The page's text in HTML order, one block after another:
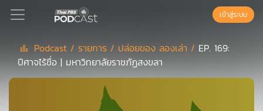
Podcast
เข้าสู่ระบบ
Podcast / รายการ / ปล่อยของ ลองเล่า / EP. 169:
ปีศาจไร้ชื่อ | มหาวิทยาลัยราชภัฏสงขลา